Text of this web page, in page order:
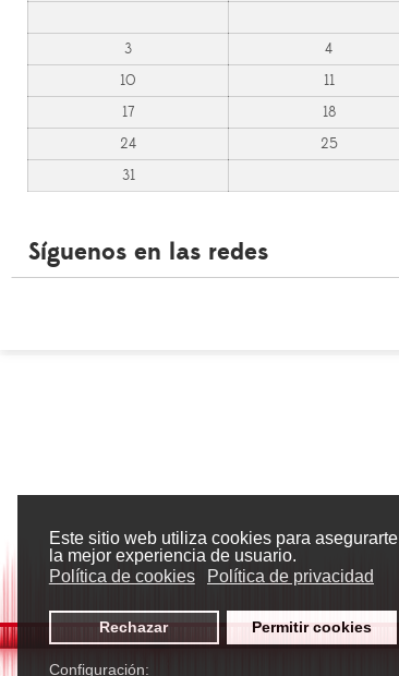
Este sitio web utiliza cookies para asegurarte
la mejor experiencia de usuario.
Política de cookies
Política de privacidad
Rechazar Permitir cookies
Configuración:
3 4
10
11
17
18
24
25
31
Síguenos en las redes